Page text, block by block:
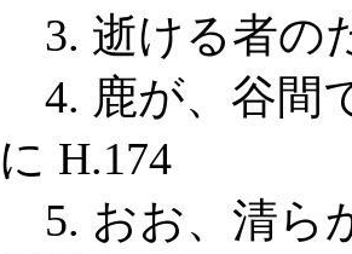
3. 逝ける者の
4. 鹿が、谷間
に H.174
5. おお、清ら